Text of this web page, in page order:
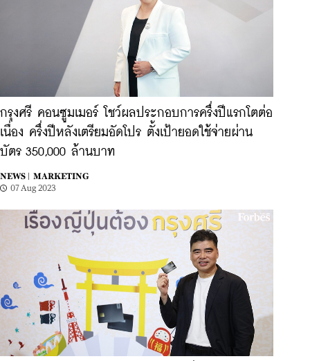
กรุงศรี คอนซูมเมอร์ โชว์ผลประกอบการครึ่งปีแรกโตต่อ
เนื่อง ครึ่งปีหลังเตรียมอัดโปร ตั้งเป้ายอดใช้จ่ายผ่าน
บัตร 350,000 ล้านบาท
NEWS |
MARKETING
07 Aug 2023